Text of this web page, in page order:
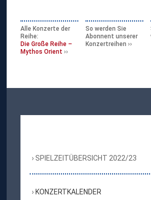
Alle Konzerte der
Reihe:
Die Große Reihe –
Mythos Orient
So werden Sie
Abonnent unserer
Konzertreihen
SPIELZEITÜBERSICHT 2022/23
KONZERTKALENDER